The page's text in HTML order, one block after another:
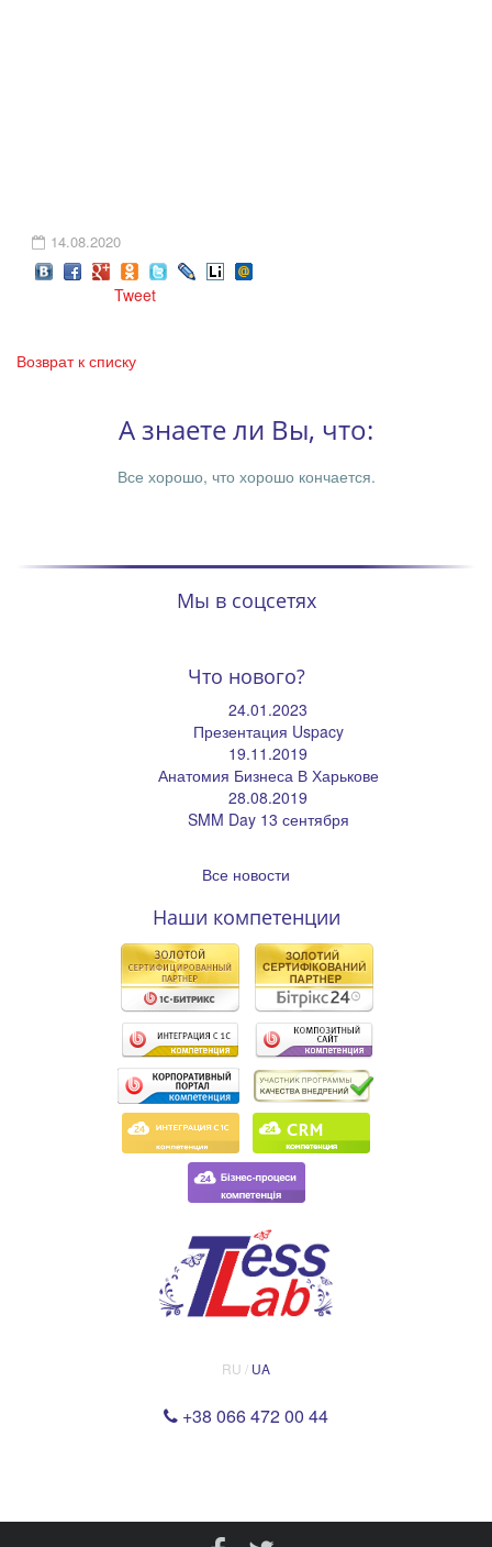
14.08.2020
Tweet
Возврат к списку
А знаете ли Вы, что:
Все хорошо, что хорошо кончается.
Мы в соцсетях
Что нового?
24.01.2023
Презентация Uspacy
19.11.2019
Анатомия Бизнеса В Харькове
28.08.2019
SMM Day 13 сентября
Все новости
Наши компетенции
RU / UA
+38 066 472 00 44